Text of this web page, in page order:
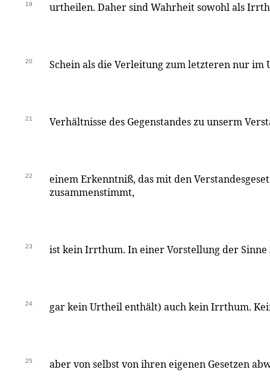
19 urtheilen. Daher sind Wahrheit sowohl als
20 Schein als die Verleitung zum letzteren nur im
21 Verhältnisse des Gegenstandes zu unserm
22
einem Erkenntniß, das mit den
zusammenstimmt,
23 ist kein Irrthum. In einer Vorstellung der Sinne
24 gar kein Urtheil enthält) auch kein Irrthum.
25 aber von selbst von ihren eigenen Gesetzen